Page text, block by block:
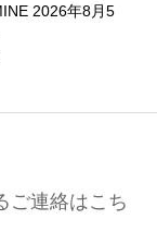
2026年8月5
ご連絡はこち